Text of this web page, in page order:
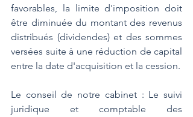
favorables, la limite d'imposition doit
être diminuée du montant des revenus
distribués (dividendes) et des sommes
versées suite à une réduction de capital
entre la date d'acquisition et la cession.
Le conseil de notre cabinet : Le suivi
juridique et comptable des